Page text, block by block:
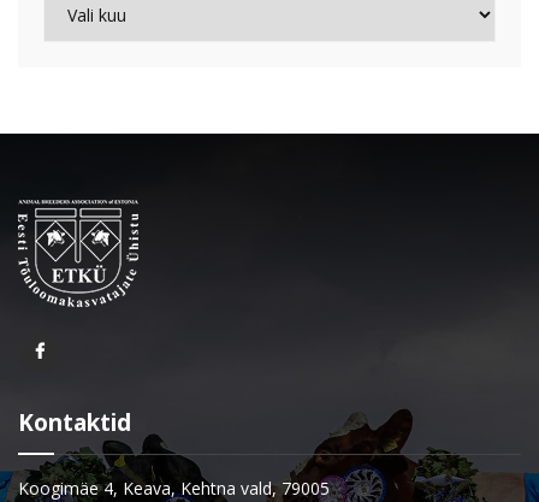
Kontaktid
Koogimäe 4, Keava, Kehtna vald, 79005